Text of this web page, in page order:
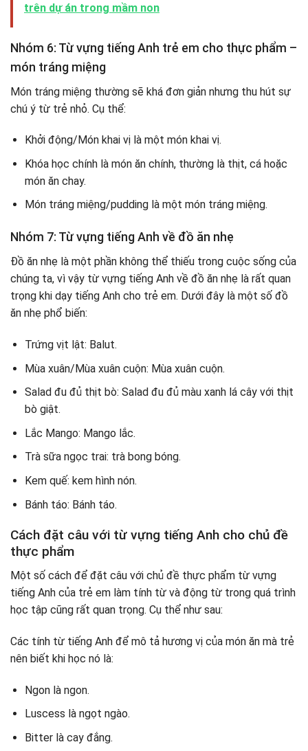
trên dự án trong mầm non
Nhóm 6: Từ vựng tiếng Anh trẻ em cho thực phẩm –
món tráng miệng
Món tráng miệng thường sẽ khá đơn giản nhưng thu hút sự
chú ý từ trẻ nhỏ. Cụ thể:
Khởi động/Món khai vị là một món khai vị.
Khóa học chính là món ăn chính, thường là thịt, cá hoặc
món ăn chay.
Món tráng miệng/pudding là một món tráng miệng.
Nhóm 7: Từ vựng tiếng Anh về đồ ăn nhẹ
Đồ ăn nhẹ là một phần không thể thiếu trong cuộc sống của
chúng ta, vì vậy từ vựng tiếng Anh về đồ ăn nhẹ là rất quan
trọng khi dạy tiếng Anh cho trẻ em. Dưới đây là một số đồ
ăn nhẹ phổ biến:
Trứng vịt lật: Balut.
Mùa xuân/Mùa xuân cuộn: Mùa xuân cuộn.
Salad đu đủ thịt bò: Salad đu đủ màu xanh lá cây với thịt
bò giật.
Lắc Mango: Mango lắc.
Trà sữa ngọc trai: trà bong bóng.
Kem quế: kem hình nón.
Bánh táo: Bánh táo.
Cách đặt câu với từ vựng tiếng Anh cho chủ đề
thực phẩm
Một số cách để đặt câu với chủ đề thực phẩm từ vựng
tiếng Anh của trẻ em làm tính từ và động từ trong quá trình
học tập cũng rất quan trọng. Cụ thể như sau:
Các tính từ tiếng Anh để mô tả hương vị của món ăn mà trẻ
nên biết khi học nó là:
Ngon là ngon.
Luscess là ngọt ngào.
Bitter là cay đắng.